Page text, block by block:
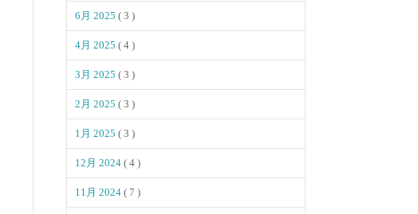
6月 2025 ( 3 )
4月 2025 ( 4 )
3月 2025 ( 3 )
2月 2025 ( 3 )
1月 2025 ( 3 )
12月 2024 ( 4 )
11月 2024 ( 7 )